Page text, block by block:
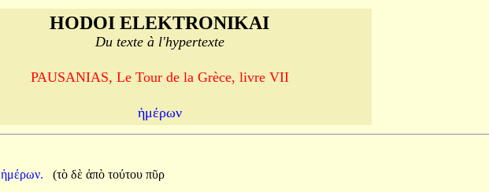
HODOI ELEKTRONIKAI
Du texte à l'hypertexte
PAUSANIAS, Le Tour de la Grèce, livre VII
ἡμέρων
ἡμέρων. (τὸ δὲ ἀπὸ τούτου πῦρ